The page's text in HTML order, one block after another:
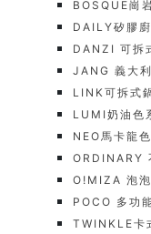
BOSQUE崗
DAILY矽膠
DANZI 可拆
JANG 義大
LINK可拆式
LUMI奶油色
NEO馬卡龍
ORDINARY
O!MIZA 泡泡
POCO 多功
TWINKLE卡